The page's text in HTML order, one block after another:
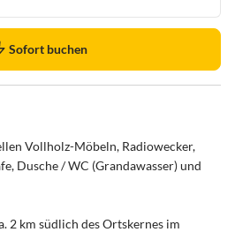
Sofort buchen
Vollholz-Möbeln, Radiowecker,
Dusche / WC (Grandawasser) und
2 km südlich des Ortskernes im